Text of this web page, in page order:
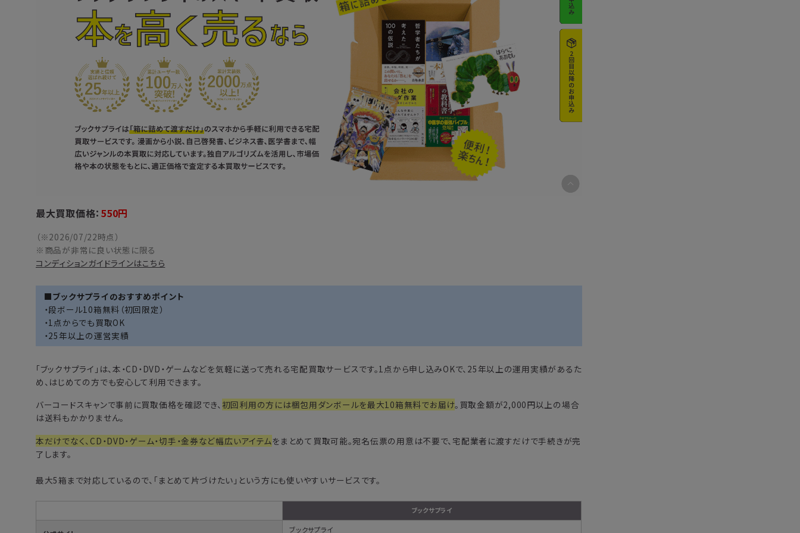
最大買取価格： 550円
（※2026/07/22時点）
※商品が非常に良い状態に限る
コンディションガイドラインはこちら
■ブックサプライのおすすめポイント
・段ボール10箱無料（初回限定）
・1点からでも買取OK
・25年以上の運営実績
「ブックサプライ 」は、本・CD・DVD・ゲームなどを気軽に送って売れる宅配買取サービスです。1点から申し込みOKで、25年以上の運用実績があるた
め、はじめての方でも安心して利用できます。
バーコードスキャンで事前に買取価格を確認でき、 初回利用の方には梱包用ダンボールを最大10箱無料でお届け。買取金額が2,000円以上の場合
は送料もかかりません。
本だけでなく、CD・DVD・ゲーム・切手・金券など幅広いアイテムをまとめて買取可能。宛名伝票の用意は不要で、宅配業者に渡すだけで手続きが完
了します。
最大5箱まで対応しているので、「まとめて片づけたい」という方にも使いやすいサービスです。
ブックサプライ
ブックサプライ